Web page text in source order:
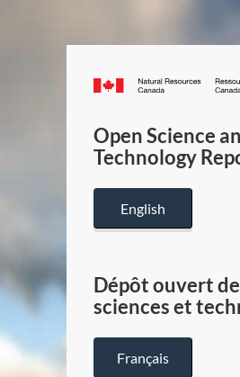
Canada.ca
Open Science
Technology
English
Dépôt ouvert
sciences et
Français